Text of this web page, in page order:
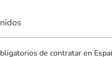
de contratar en